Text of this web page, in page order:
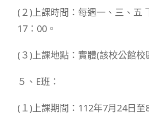
(２)上課時間：每週一、三、五
17：00。
(３)上課地點：實體(該校公館校
５、E班：
(１)上課期間：112年7月24日至